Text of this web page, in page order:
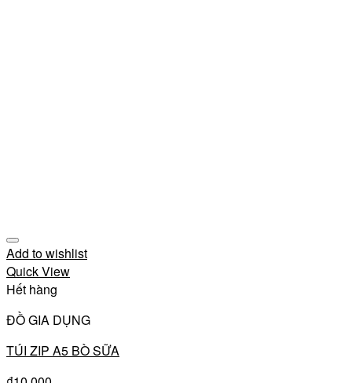
Add to wishlist
Quick View
Hết hàng
ĐỒ GIA DỤNG
TÚI ZIP A5 BÒ SỮA